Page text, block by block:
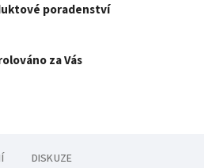
poradenství
za Vás
DISKUZE